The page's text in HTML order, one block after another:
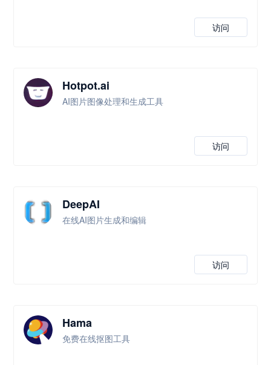
访问
Hotpot.ai
AI图片图像处理和生成工具
访问
DeepAI
在线AI图片生成和编辑
访问
Hama
免费在线抠图工具